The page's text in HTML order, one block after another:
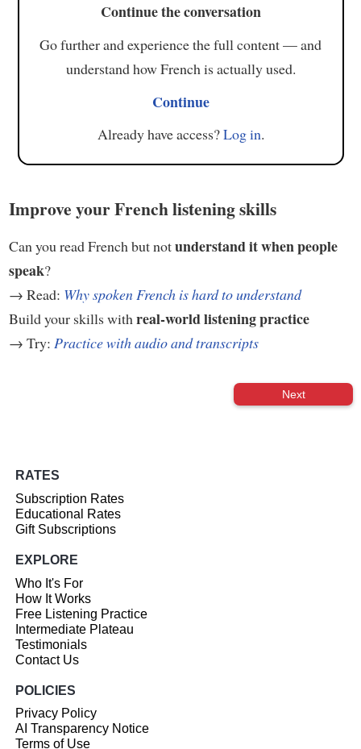
Continue the conversation
Go further and experience the full content — and
understand how French is actually used.
Continue
Already have access?Log in.
Improve your French listening skills
Can you read French but notunderstand it when people
speak?
→ Read: Why spoken French is hard to understand
Build your skills with real-world listening practice
→ Try: Practice with audio and transcripts
Next
RATES
Subscription Rates
Educational Rates
Gift Subscriptions
EXPLORE
Who It's For
How It Works
Free Listening Practice
Intermediate Plateau
Testimonials
Contact Us
POLICIES
Privacy Policy
AI Transparency Notice
Terms of Use